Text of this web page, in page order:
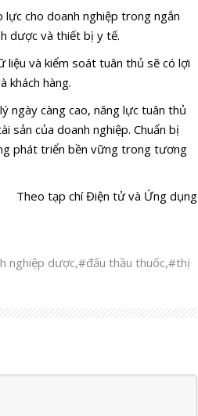
cho doanh nghiệp trong ngắn
dược và thiết bị y tế.
liệu và kiểm soát tuân thủ sẽ có lợi
khách hàng.
ngày càng cao, năng lực tuân thủ
sản của doanh nghiệp. Chuẩn bị
phát triển bền vững trong tương
Theo tạp chí Điện tử và Ứng dụng
nghiệp dược,#đấu thầu thuốc,#thị